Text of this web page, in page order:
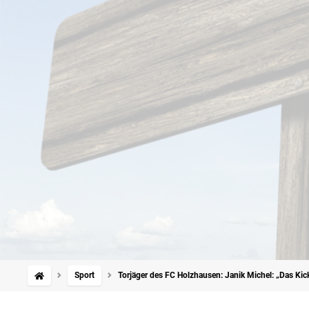
Sport Torjäger des FC Holzhausen: Janik Michel: „Das